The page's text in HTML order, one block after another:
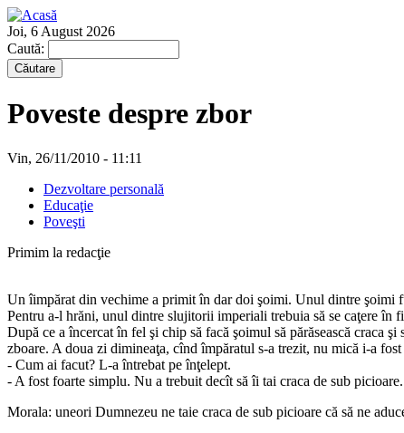
Joi, 6 August 2026
Caută:
Poveste despre zbor
Vin, 26/11/2010 - 11:11
Dezvoltare personală
Educaţie
Poveşti
Primim la redacţie
Un îimpărat din vechime a primit în dar doi şoimi. Unul dintre şoimi
Pentru a-l hrăni, unul dintre slujitorii imperiali trebuia să se caţere în
După ce a încercat în fel şi chip să facă şoimul să părăsească craca
zboare. A doua zi dimineaţa, cînd împăratul s-a trezit, nu mică i-a
- Cum ai facut? L-a întrebat pe înţelept.
- A fost foarte simplu. Nu a trebuit decît să îi tai craca de sub picioare.
Morala: uneori Dumnezeu ne taie craca de sub picioare că să ne